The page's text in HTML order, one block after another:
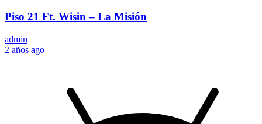
Piso 21 Ft. Wisin – La Misión
admin
2 años ago